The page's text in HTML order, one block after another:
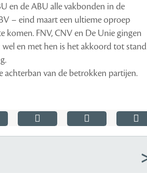
en de ABU alle vakbonden in de
– eind maart een ultieme oproep
komen. FNV, CNV en De Unie gingen
en met hen is het akkoord tot stand
van de betrokken partijen.